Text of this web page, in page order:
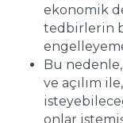
ekonomik
tedbirlerin
Bu
ve açılım
onlar